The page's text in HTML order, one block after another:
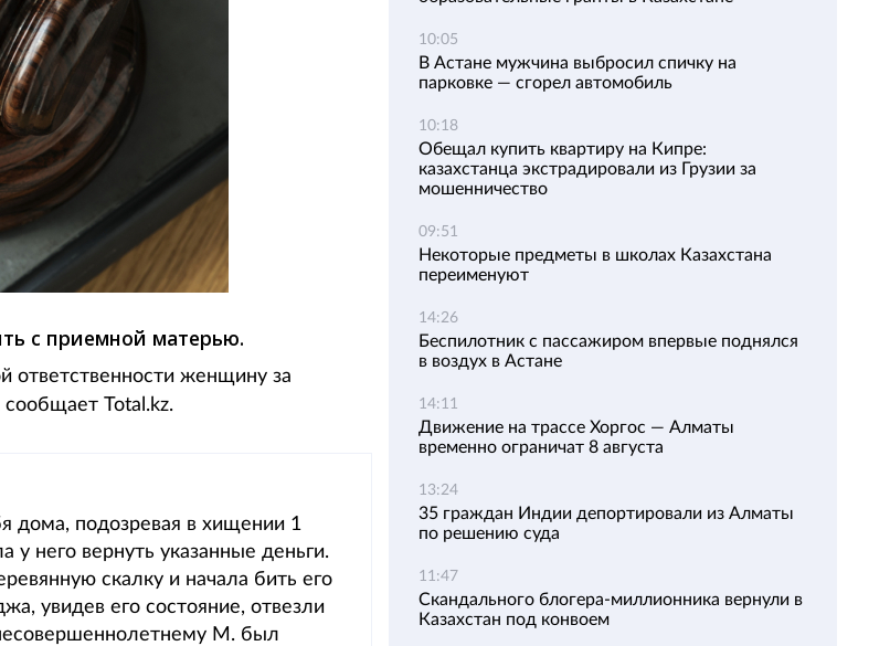
с приемной матерью.
ответственности женщину за
Total.kz.
дома, подозревая в хищении 1
у него вернуть указанные деньги.
скалку и начала бить его
увидев его состояние, отвезли
М. был
10:05
В Астане мужчина выбросил спичку на
парковке — сгорел автомобиль
10:18
Обещал купить квартиру на Кипре:
казахстанца экстрадировали из Грузии за
мошенничество
09:51
Некоторые предметы в школах Казахстана
переименуют
14:26
Беспилотник с пассажиром впервые поднялся
в воздух в Астане
14:11
Движение на трассе Хоргос — Алматы
временно ограничат 8 августа
13:24
35 граждан Индии депортировали из Алматы
по решению суда
11:47
Скандального блогера-миллионника вернули в
Казахстан под конвоем